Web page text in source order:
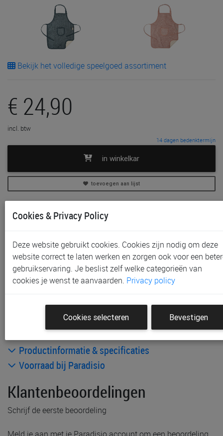
Bekijk het volledige speelgoed assortiment
€ 24,90
incl. btw
14 dagen bedenktermijn
in winkelkar
toevoegen aan lijst
In voorraad
Gratis (en direct) af te halen in onze
Gratis verzending vanaf € 80 *
Andere artikelen uit deze collectie:
Productinformatie & specificaties
Voorraad bij Paradisio
Klantenbeoordelingen
Schrijf de eerste beoordeling
Cookies & Privacy Policy
Deze website gebruikt cookies. Cookies zijn nodig om deze
website correct te laten werken en zorgen ook voor een
gebruikservaring. Je beslist zelf welke categorieën van
cookies je wenst te aanvaarden. Privacy policy
Cookies selecteren Bevestigen